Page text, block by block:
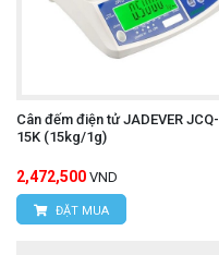
Cân đếm điện tử JADEVER JCQ-
15K (15kg/1g)
2,472,500 VND
ĐẶT MUA